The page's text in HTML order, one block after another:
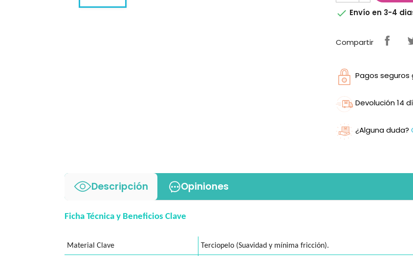
 Envío en 3-4
Compartir
Pagos
Devolución 14
¿Alguna duda?
Descripción Opiniones
Ficha Técnica y Beneficios Clave
Material Clave Terciopelo (Suavidad y mínima fricción).